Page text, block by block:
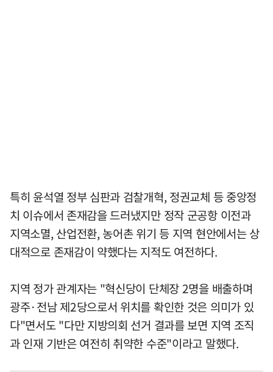
특히 윤석열 정부 심판과 검찰개혁, 정권교체 등 중앙정
치 이슈에서 존재감을 드러냈지만 정작 군공항 이전과
지역소멸, 산업전환, 농어촌 위기 등 지역 현안에서는 상
대적으로 존재감이 약했다는 지적도 여전하다.
지역 정가 관계자는 "혁신당이 단체장 2명을 배출하며
광주·전남 제2당으로서 위치를 확인한 것은 의미가 있
다"면서도 "다만 지방의회 선거 결과를 보면 지역 조직
과 인재 기반은 여전히 취약한 수준"이라고 말했다.